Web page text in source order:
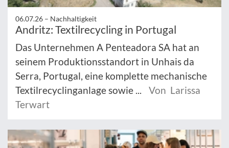
06.07.26 – Nachhaltigkeit
Andritz: Textilrecycling in Portugal
Das Unternehmen A Penteadora SA hat an
seinem Produktionsstandort in Unhais da
Serra, Portugal, eine komplette mechanische
Textilrecyclinganlage sowie ...
Von Larissa
Terwart